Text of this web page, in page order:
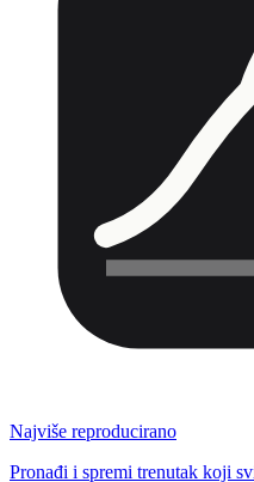
Najviše reproducirano
Pronađi i spremi trenutak koji